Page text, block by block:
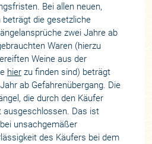
Bei allen neuen,
beträgt die gesetzliche
zwei Jahre ab
Waren (hierzu
Weine aus der
hierzu finden sind) beträgt
ab Gefahrenübergang. Die
die durch den Käufer
ausgeschlossen. Das ist
unsachgemäßer
des Käufers bei dem